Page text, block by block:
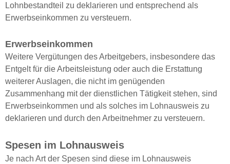
Lohnbestandteil zu deklarieren und entsprechend als
Erwerbseinkommen zu versteuern.
Erwerbseinkommen
Weitere Vergütungen des Arbeitgebers, insbesondere das
Entgelt für die Arbeitsleistung oder auch die Erstattung
weiterer Auslagen, die nicht im genügenden
Zusammenhang mit der dienstlichen Tätigkeit stehen, sind
Erwerbseinkommen und als solches im Lohnausweis zu
deklarieren und durch den Arbeitnehmer zu versteuern.
Spesen im Lohnausweis
Je nach Art der Spesen sind diese im Lohnausweis